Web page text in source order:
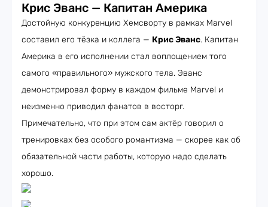
Крис Эванс — Капитан Америка
Достойную конкуренцию Хемсворту в рамках Marvel
составил его тёзка и коллега — Крис Эванс. Капитан
Америка в его исполнении стал воплощением того
самого «правильного» мужского тела. Эванс
демонстрировал форму в каждом фильме Marvel и
неизменно приводил фанатов в восторг.
Примечательно, что при этом сам актёр говорил о
тренировках без особого романтизма — скорее как об
обязательной части работы, которую надо сделать
хорошо.